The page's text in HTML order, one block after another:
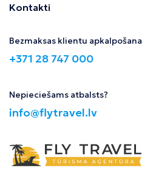
Kontakti
Bezmaksas klientu apkalpošana
+371 28 747 000
Nepieciešams atbalsts?
info@flytravel.lv